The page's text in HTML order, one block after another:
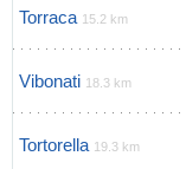
Torraca 15.2 km
Vibonati 18.3 km
Tortorella 19.3 km